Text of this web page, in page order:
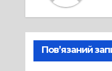
Пов’язаний